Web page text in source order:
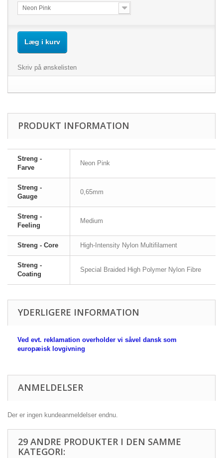
Neon Pink
Læg i kurv
Skriv på ønskelisten
PRODUKT INFORMATION
Streng -
Farve
Neon Pink
Streng -
Gauge
0,65mm
Streng -
Feeling
Medium
Streng - Core High-Intensity Nylon Multifilament
Streng -
Coating
Special Braided High Polymer Nylon Fibre
YDERLIGERE INFORMATION
Ved evt. reklamation overholder vi såvel dansk som
europæisk lovgivning
ANMELDELSER
Der er ingen kundeanmeldelser endnu.
29 ANDRE PRODUKTER I DEN SAMME
KATEGORI: